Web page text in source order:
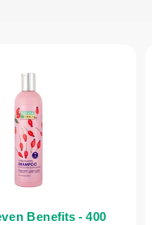
Benefits - 400